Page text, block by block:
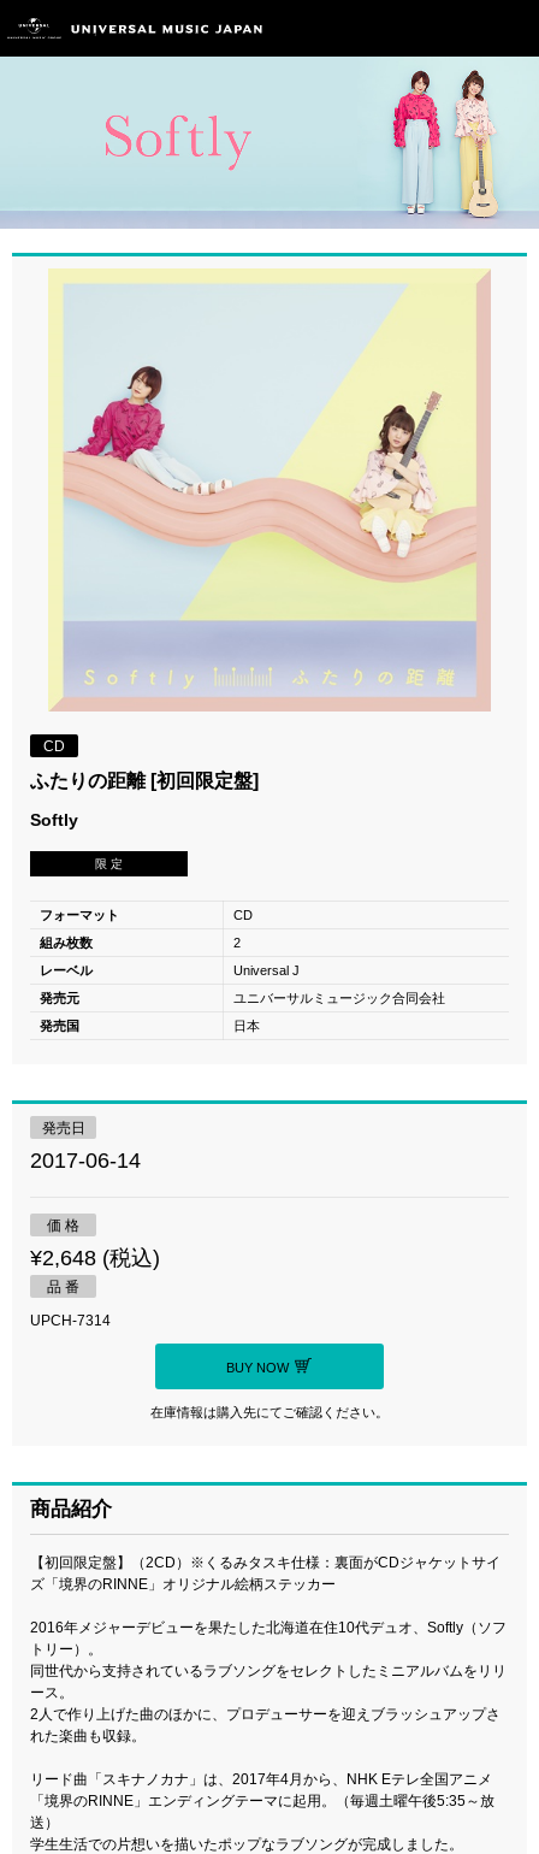
CD
ふたりの距離 [初回限定盤]
Softly
限 定
フォーマット
CD
組み枚数
2
レーベル
Universal J
発売元
ユニバーサルミュージック合同会社
発売国
日本
発売日
2017-06-14
価 格
¥2,648 (税込)
品 番
UPCH-7314
BUY NOW
在庫情報は購入先にてご確認ください。
商品紹介
【初回限定盤】（2CD）※くるみタスキ仕様：裏面がCDジャケットサイ
ズ「境界のRINNE」オリジナル絵柄ステッカー
2016年メジャーデビューを果たした北海道在住10代デュオ、Softly（ソフ
トリー）。
同世代から支持されているラブソングをセレクトしたミニアルバムをリリ
ース。
2人で作り上げた曲のほかに、プロデューサーを迎えブラッシュアップさ
れた楽曲も収録。
リード曲「スキナノカナ」は、2017年4月から、NHK Eテレ全国アニメ
「境界のRINNE」エンディングテーマに起用。（毎週土曜午後5:35～放
送）
学生生活での片想いを描いたポップなラブソングが完成しました。